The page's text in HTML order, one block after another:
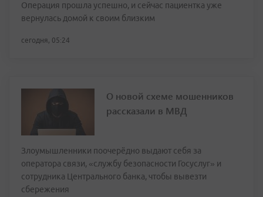
Операция прошла успешно, и сейчас пациентка уже
вернулась домой к своим близким
сегодня, 05:24
О новой схеме мошенников
рассказали в МВД
Злоумышленники поочерёдно выдают себя за
оператора связи, «службу безопасности Госуслуг» и
сотрудника Центрального банка, чтобы вывезти
сбережения